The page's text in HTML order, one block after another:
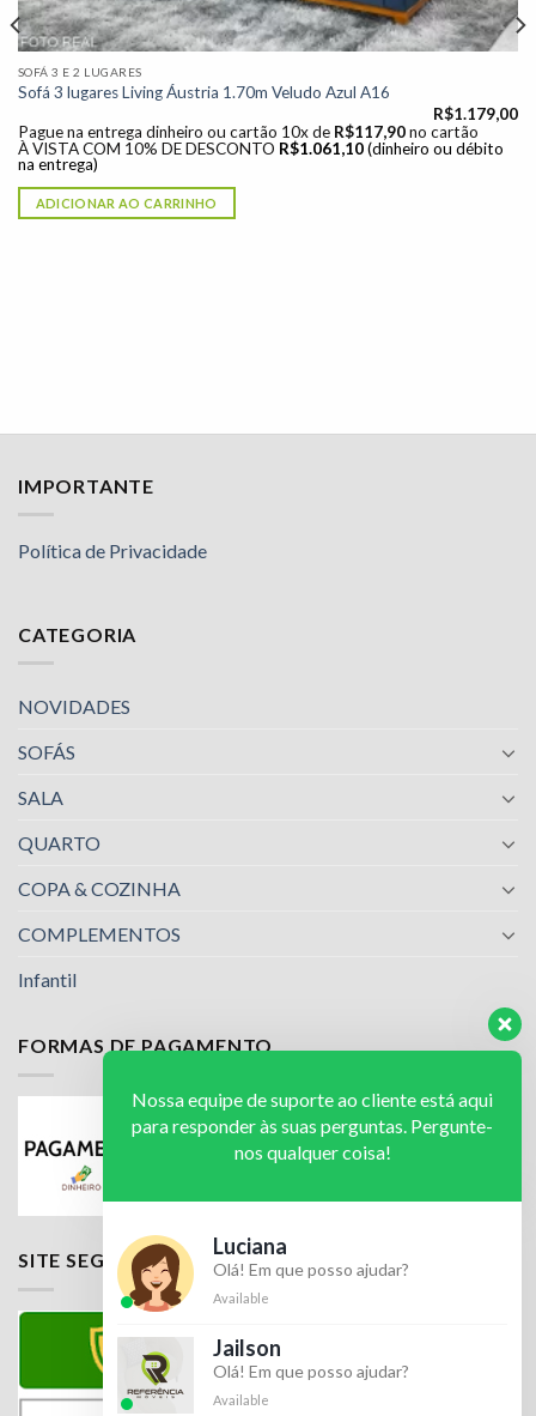
SOFÁ 3 E 2 LUGARES
Sofá 3 lugares Living Áustria 1.70m Veludo Azul A16
R$1.179,00
Pague na entrega dinheiro ou cartão 10x de R$117,90 no cartão
À VISTA COM 10% DE DESCONTO R$1.061,10 (dinheiro ou débito
na entrega)
ADICIONAR AO CARRINHO
IMPORTANTE
Política de Privacidade
CATEGORIA
NOVIDADES
SOFÁS
SALA
QUARTO
COPA & COZINHA
COMPLEMENTOS
Infantil
FORMAS DE PAGAMENTO
SITE SEGURO
Nossa equipe de suporte ao cliente está aqui
para responder às suas perguntas. Pergunte-
nos qualquer coisa!
Luciana
Olá! Em que posso ajudar?
Available
Jailson
Olá! Em que posso ajudar?
Available